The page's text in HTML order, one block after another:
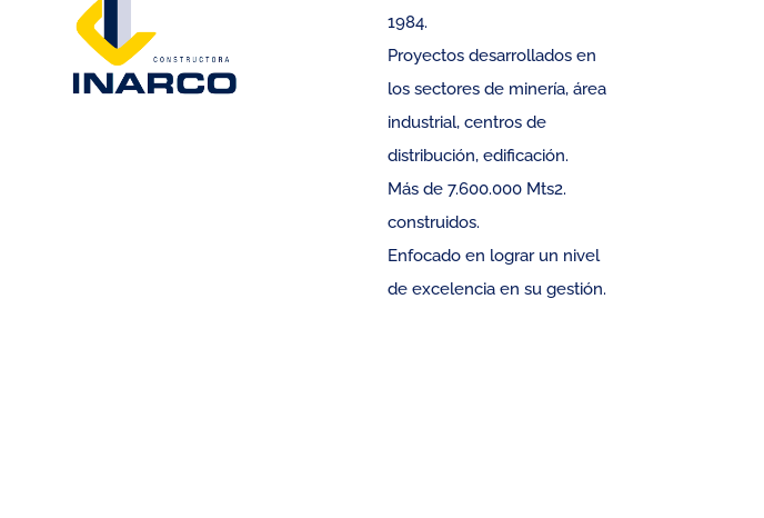
1984.
Proyectos desarrollados en
los sectores de minería, área
industrial, centros de
distribución, edificación.
Más de 7.600.000 Mts2.
construidos.
Enfocado en lograr un nivel
de excelencia en su gestión.